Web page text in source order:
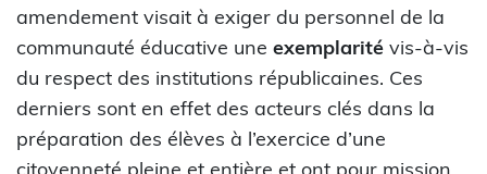
amendement visait à exiger du personnel de la
communauté éducative une exemplarité vis-à-vis
du respect des institutions républicaines. Ces
derniers sont en effet des acteurs clés dans la
préparation des élèves à l’exercice d’une
citoyenneté pleine et entière et ont pour mission